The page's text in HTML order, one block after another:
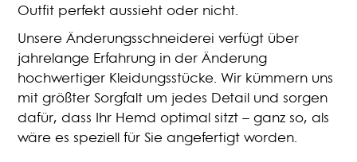
Outfit perfekt aussieht oder nicht.
Unsere Änderungsschneiderei verfügt über
jahrelange Erfahrung in der Änderung
hochwertiger Kleidungsstücke. Wir kümmern uns
mit größter Sorgfalt um jedes Detail und sorgen
dafür, dass Ihr Hemd optimal sitzt – ganz so, als
wäre es speziell für Sie angefertigt worden.